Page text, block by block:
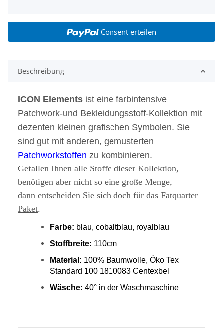
Consent erteilen
Beschreibung
ICON Elements ist eine farbintensive
Patchwork-und Bekleidungsstoff-Kollektion mit
dezenten kleinen grafischen Symbolen. Sie
sind gut mit anderen, gemusterten
Patchworkstoffen zu kombinieren.
Gefallen Ihnen alle Stoffe dieser Kollektion,
benötigen aber nicht so eine große Menge,
dann entscheiden Sie sich doch für das Fatquarter
Paket.
Farbe: blau, cobaltblau, royalblau
Stoffbreite: 110cm
Material: 100% Baumwolle, Öko Tex
Standard 100 1810083 Centexbel
Wäsche: 40° in der Waschmaschine